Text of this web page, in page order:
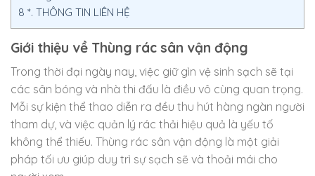
8 *. THÔNG TIN LIÊN HỆ
Giới thiệu về Thùng rác sân vận động
Trong thời đại ngày nay, việc giữ gìn vệ sinh sạch sẽ tại
các sân bóng và nhà thi đấu là điều vô cùng quan trọng.
Mỗi sự kiện thể thao diễn ra đều thu hút hàng ngàn người
tham dự, và việc quản lý rác thải hiệu quả là yếu tố
không thể thiếu. Thùng rác sân vận động là một giải
pháp tối ưu giúp duy trì sự sạch sẽ và thoải mái cho